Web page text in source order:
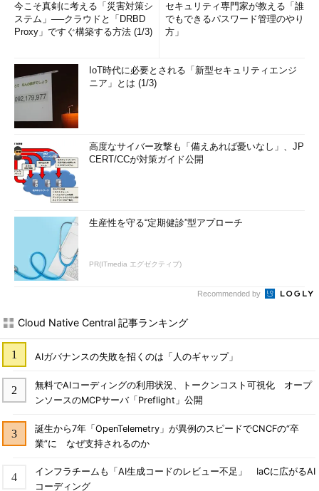
今こそ真剣に考える「災害対策シ
ステム」──クラウドと「DRBD
Proxy」ですぐ構築する方法 (1/3)
セキュリティ専門家が教える「誰
でもできるパスワード管理のやり
方」
IoT時代に必要とされる「新型セキュリティエンジ
ニア」とは (1/3)
高度なサイバー攻撃も「備えあれば憂いなし」、JP
CERT/CCが対策ガイド公開
生産性を守る“定期健診”型アプローチ
PR(ITmedia エグゼクティブ)
Recommended by
Cloud Native Central 記事ランキング
AIガバナンスの失敗を招くのは「人のギャップ」
無料でAIコーディングの利用状況、トークンコスト可視化 オープ
ンソースのMCPサーバ「Preflight」公開
誕生から7年「OpenTelemetry」が異例のスピードでCNCFの“卒
業”に なぜ支持されるのか
インフラチームも「AI生成コードのレビュー不足」 IaCに広がるAI
コーディング